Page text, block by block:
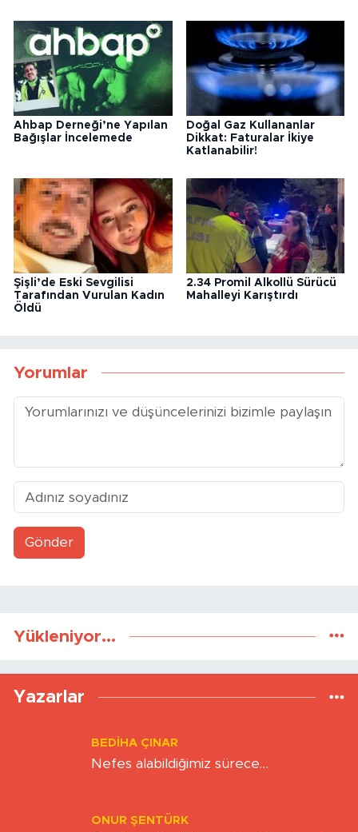
Ahbap Derneği’ne Yapılan
Bağışlar İncelemede
Doğal Gaz Kullananlar
Dikkat: Faturalar İkiye
Katlanabilir!
Şişli’de Eski Sevgilisi
Tarafından Vurulan Kadın
Öldü
2.34 Promil Alkollü Sürücü
Mahalleyi Karıştırdı
Yorumlar
Gönder
Yükleniyor...
Yazarlar
BEDIHA ÇINAR
Nefes alabildiğimiz sürece…
ONUR ŞENTÜRK